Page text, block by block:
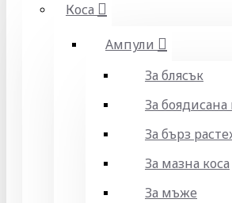
Коса
Ампули
За блясък
За боядисана
За бърз
За мазна коса
За мъже